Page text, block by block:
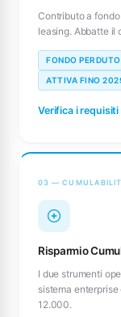
Contributo a
leasing. Abbatte il
FONDO PERDUTO
ATTIVA FINO
Verifica i
03 —
Risparmio
I due strumenti
sistema
12.000.